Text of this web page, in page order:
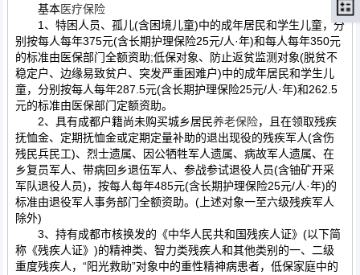
基本医疗保险
1、特困人员、孤儿(含困境儿童)中的成年居民和学生儿童，分
别按每人每年375元(含长期护理保险25元/人·年)和每人每年350元
的标准由医保部门全额资助;低保对象、防止返贫监测对象(脱贫不
稳定户、边缘易致贫户、突发严重困难户)中的成年居民和学生儿
童，分别按每人每年287.5元(含长期护理保险25元/人·年)和262.5
元的标准由医保部门定额资助。
2、具有成都户籍尚未购买城乡居民养老保险，且在领取残疾
抚恤金、定期抚恤金或定期定量补助的退出现役的残疾军人(含伤
残民兵民工)、烈士遗属、因公牺牲军人遗属、病故军人遗属、在
乡复员军人、带病回乡退伍军人、参战参试退役人员(含铀矿开采
军队退役人员)，按每人每年485元(含长期护理保险25元/人·年)的
标准由退役军人事务部门全额资助。(上述对象一至六级残疾军人
除外)
3、持有成都市核换发的《中华人民共和国残疾人证》(以下简
称《残疾人证》)的精神类、智力类残疾人和其他类别的一、二级
重度残疾人，“阳光救助”对象中的重性精神病患者，低保家庭中的